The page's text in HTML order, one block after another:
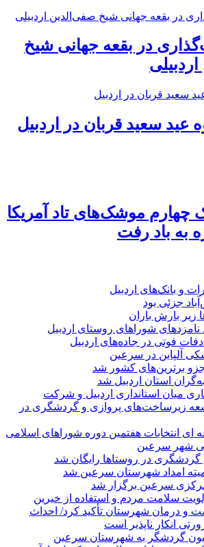
در بقعه جهانی شیخ
عید سعید قربان در اردبیل
چهارم موشک‌های تاد آمریکا
و بانک‌های اردبیل
جزئی بود
زیر بارش باران
آلپاین در سرعین
جزو برترین‌های کشور شد
استان اردبیل شد
میان استانداری اردبیل و شرکت
زیرساخت‌های پروازی و گردشگری در
ای انتخابات هفتمین دوره شوراهای اسلامی
شهر سرعین
در روستاها رایگان شد
امداد شهرستان سرعین شد
سرعین برگزار شد
سلامت مردم و استفاده از خیرین
و درمان شهرستان تأکید کرد/ احداث
انکار ناپذیر است
گردشگر به شهرستان سرعین